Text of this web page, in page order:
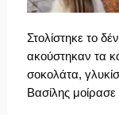
Στολίστηκε το
ακούστηκαν τα
σοκολάτα,
Βασίλης